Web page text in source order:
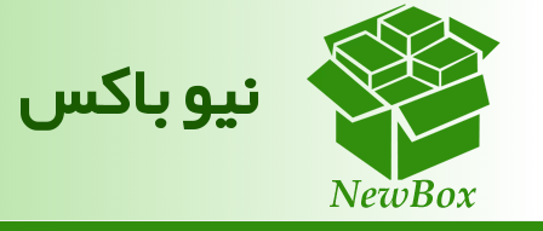
نیو باکس